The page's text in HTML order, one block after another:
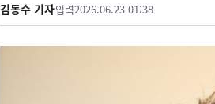
김동수 기자입력2026.06.23 01:38